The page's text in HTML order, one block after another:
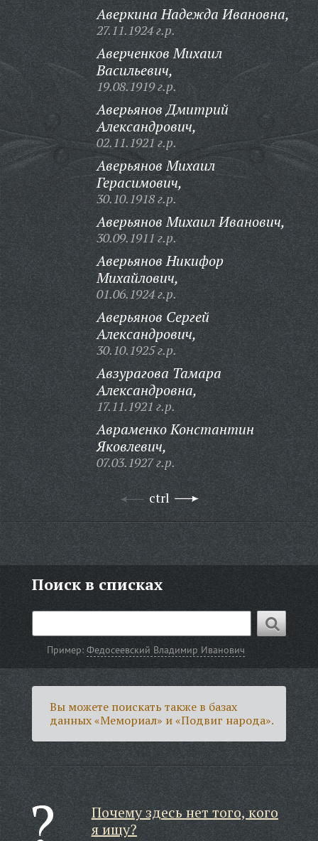
Аверкина Надежда Ивановна,
27.11.1924 г.р.
Аверченков Михаил
Васильевич,
19.08.1919 г.р.
Аверьянов Дмитрий
Александрович,
02.11.1921 г.р.
Аверьянов Михаил
Герасимович,
30.10.1918 г.р.
Аверьянов Михаил Иванович,
30.09.1911 г.р.
Аверьянов Никифор
Михайлович,
01.06.1924 г.р.
Аверьянов Сергей
Александрович,
30.10.1925 г.р.
Авзурагова Тамара
Александровна,
17.11.1921 г.р.
Авраменко Константин
Яковлевич,
07.03.1927 г.р.
ctrl
Поиск в списках
Пример:Федосеевский Владимир Иванович
Вы можете поискать также в базах
данных «Мемориал» и «Подвиг народа».
Почему здесь нет того, кого
я ищу?